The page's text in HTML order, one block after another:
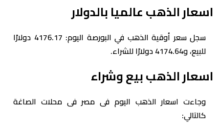
اسعار الذهب عالميا بالدولار
سجل سعر أوقية الذهب في البورصة اليوم: 4176.17 دولارًا
للبيع، و4174.64 دولارًا للشراء.
اسعار الذهب بيع وشراء
وجاءت اسعار الذهب اليوم فى مصر فى محلات الصاغة
كالتالي: